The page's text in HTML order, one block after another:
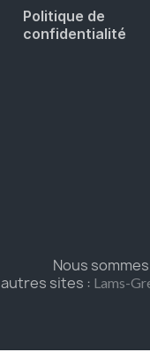
Politique de
confidentialité
Nous
sites : Lams-